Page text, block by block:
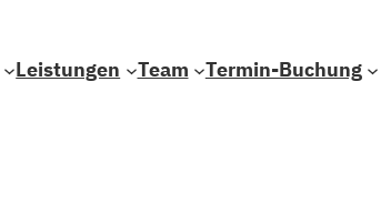
Leistungen Team Termin-Buchung